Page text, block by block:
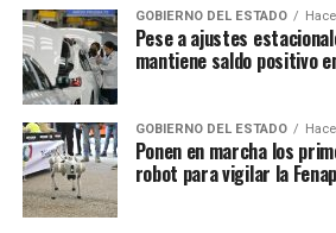
GOBIERNO DEL ESTADO
Pese a ajustes
mantiene saldo positivo
GOBIERNO DEL ESTADO
Ponen en marcha los
robot para vigilar la